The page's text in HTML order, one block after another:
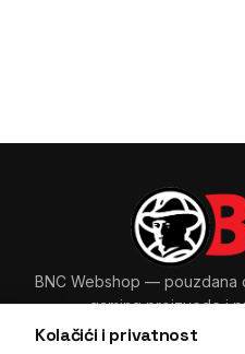
Kolačići i privatnost
BNC Webshop — pouzdana
gaming proizvode i